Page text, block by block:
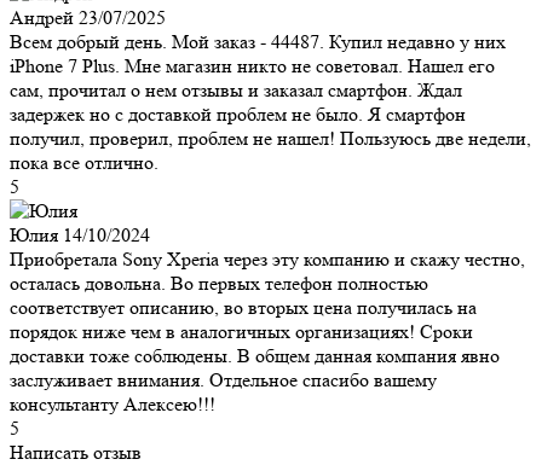
Андрей 23/07/2025
Всем добрый день. Мой заказ - 44487. Купил недавно у них
iPhone 7 Plus. Мне магазин никто не советовал. Нашел его
сам, прочитал о нем отзывы и заказал смартфон. Ждал
задержек но с доставкой проблем не было. Я смартфон
получил, проверил, проблем не нашел! Пользуюсь две недели,
пока все отлично.
5
Юлия 14/10/2024
Приобретала Sony Xperia через эту компанию и скажу честно,
осталась довольна. Во первых телефон полностью
соответствует описанию, во вторых цена получилась на
порядок ниже чем в аналогичных организациях! Сроки
доставки тоже соблюдены. В общем данная компания явно
заслуживает внимания. Отдельное спасибо вашему
консультанту Алексею!!!
5
Написать отзыв